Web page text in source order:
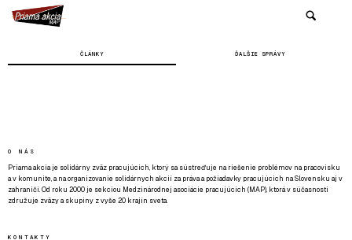
ČLÁNKY ĎALŠIE SPRÁVY
O NÁS
Priama akcia je solidárny zväz pracujúcich, ktorý sa sústreďuje na riešenie problémov na pracovisku
a v komunite, a na organizovanie solidárnych akcií za práva a požiadavky pracujúcich na Slovensku aj v
zahraničí. Od roku 2000 je sekciou Medzinárodnej asociácie pracujúcich (MAP), ktorá v súčasnosti
združuje zväzy a skupiny z vyše 20 krajín sveta.
KONTAKTY